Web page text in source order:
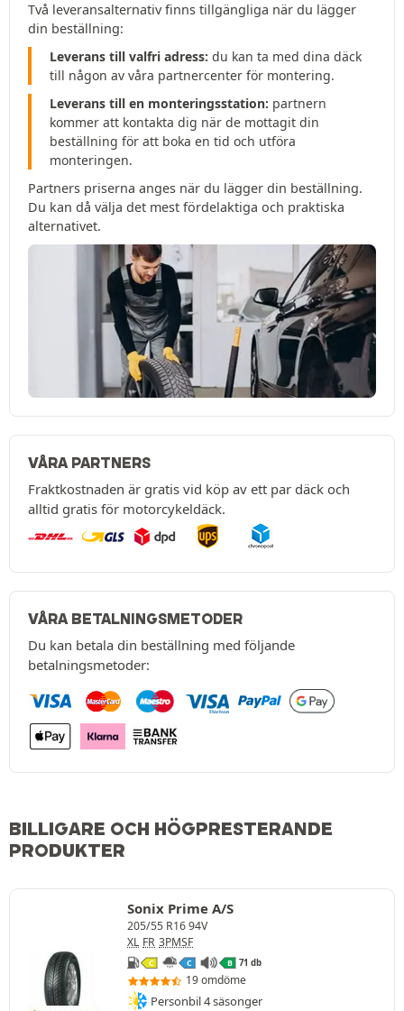
Två leveransalternativ finns tillgängliga när du lägger
din beställning:
Leverans till valfri adress: du kan ta med dina däck
till någon av våra partnercenter för montering.
Leverans till en monteringsstation: partnern
kommer att kontakta dig när de mottagit din
beställning för att boka en tid och utföra
monteringen.
Partners priserna anges när du lägger din beställning.
Du kan då välja det mest fördelaktiga och praktiska
alternativet.
VÅRA PARTNERS
Fraktkostnaden är gratis vid köp av ett par däck och
alltid gratis för motorcykeldäck.
VÅRA BETALNINGSMETODER
Du kan betala din beställning med följande
betalningsmetoder:
BILLIGARE OCH HÖGPRESTERANDE
PRODUKTER
Sonix Prime A/S
205/55 R16 94V
XL FR 3PMSF
C C B 71 db
19 omdöme
Personbil 4 säsonger